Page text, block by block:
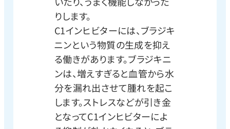
りします。
C1インヒビターには、ブラジキ
ニンという物質の生成を抑え
る働きがあります。ブラジキニ
ンは、増えすぎると血管から水
分を漏れ出させて腫れを起こ
します。ストレスなどが引き金
となってC1インヒビターによ